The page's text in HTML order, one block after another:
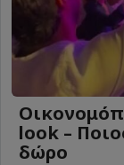
look –
δώρο